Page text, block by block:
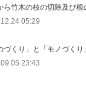
ら竹木の枝の切除及び
05:29
づくり」と「モノづくり」
23:43